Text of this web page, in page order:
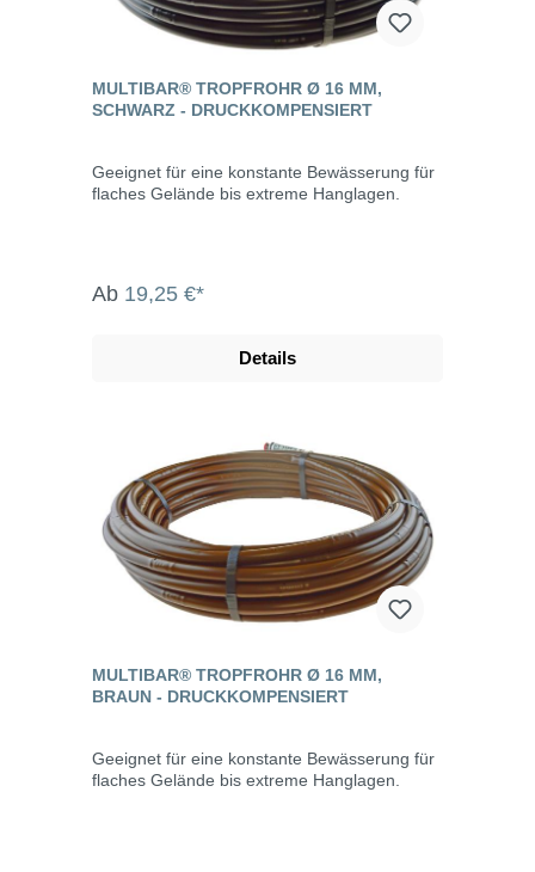
MULTIBAR® TROPFROHR Ø 16 MM,
SCHWARZ - DRUCKKOMPENSIERT
Geeignet für eine konstante Bewässerung für
flaches Gelände bis extreme Hanglagen.
Ab 19,25 €*
Details
MULTIBAR® TROPFROHR Ø 16 MM,
BRAUN - DRUCKKOMPENSIERT
Geeignet für eine konstante Bewässerung für
flaches Gelände bis extreme Hanglagen.